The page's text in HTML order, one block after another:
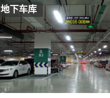
地下车库